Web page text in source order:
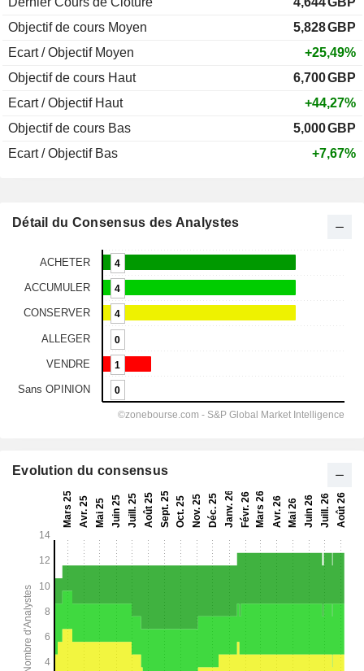
Objectif de cours Moyen
5,828GBP
Ecart / Objectif Moyen
+25,49%
Objectif de cours Haut
6,700GBP
Ecart / Objectif Haut
+44,27%
Objectif de cours Bas
5,000GBP
Ecart / Objectif Bas
+7,67%
Détail du Consensus des Analystes
Evolution du consensus